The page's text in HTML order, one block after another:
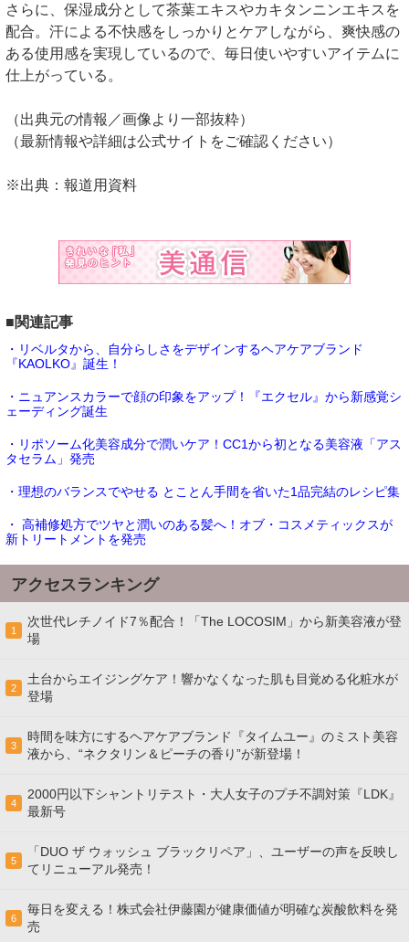
さらに、保湿成分として茶葉エキスやカキタンニンエキスを
配合。汗による不快感をしっかりとケアしながら、爽快感の
ある使用感を実現しているので、毎日使いやすいアイテムに
仕上がっている。
（出典元の情報／画像より一部抜粋）
（最新情報や詳細は公式サイトをご確認ください）
※出典：報道用資料
■関連記事
・リベルタから、自分らしさをデザインするヘアケアブランド
『KAOLKO』誕生！
・ニュアンスカラーで顔の印象をアップ！『エクセル』から新感覚シ
ェーディング誕生
・リポソーム化美容成分で潤いケア！CC1から初となる美容液「アス
タセラム」発売
・理想のバランスでやせる とことん手間を省いた1品完結のレシピ集
・ 高補修処方でツヤと潤いのある髪へ！オブ・コスメティックスが
新トリートメントを発売
アクセスランキング
1
次世代レチノイド7％配合！「The LOCOSIM」から新美容液が登
場
2
土台からエイジングケア！響かなくなった肌も目覚める化粧水が
登場
3
時間を味方にするヘアケアブランド『タイムユー』のミスト美容
液から、“ネクタリン＆ピーチの香り”が新登場！
4
2000円以下シャントリテスト・大人女子のプチ不調対策『LDK』
最新号
5
「DUO ザ ウォッシュ ブラックリペア」、ユーザーの声を反映し
てリニューアル発売！
6
毎日を変える！株式会社伊藤園が健康価値が明確な炭酸飲料を発
売